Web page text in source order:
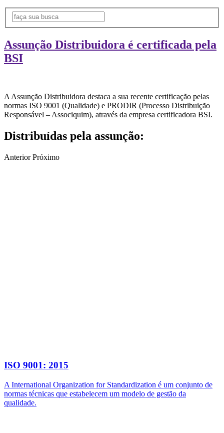
Assunção Distribuidora é certificada pela
BSI
A Assunção Distribuidora destaca a sua recente certificação pelas
normas ISO 9001 (Qualidade) e PRODIR (Processo Distribuição
Responsável – Associquim), através da empresa certificadora BSI.
Distribuídas pela assunção:
Anterior Próximo
ISO 9001: 2015
A International Organization for Standardization é um conjunto de
normas técnicas que estabelecem um modelo de gestão da
qualidade.